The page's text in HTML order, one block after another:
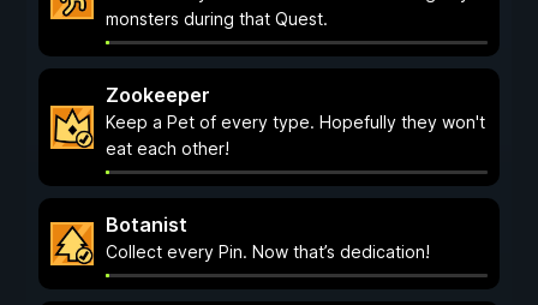
monsters during that Quest.
Zookeeper
Keep a Pet of every type. Hopefully they won't
eat each other!
Botanist
Collect every Pin. Now that’s dedication!